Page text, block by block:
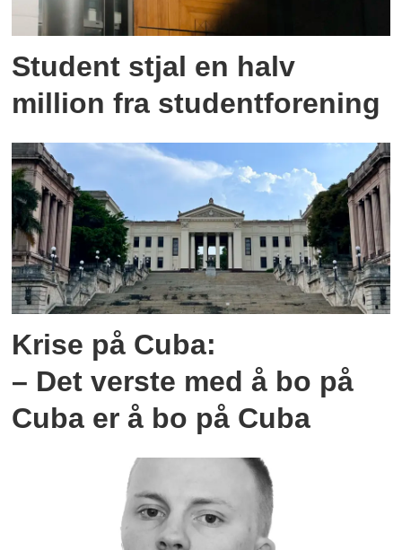
Student stjal en halv
million fra studentforening
Krise på Cuba:
– Det verste med å bo på
Cuba er å bo på Cuba